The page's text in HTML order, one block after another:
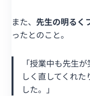
また、 先生の明るく
ったとのこと。
「授業中も先生
しく直してくれ
した。」